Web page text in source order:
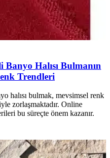
Halısı Bulmanın
Trendleri
halısı bulmak, mevsimsel renk
zorlaşmaktadır. Online
bu süreçte önem kazanır.